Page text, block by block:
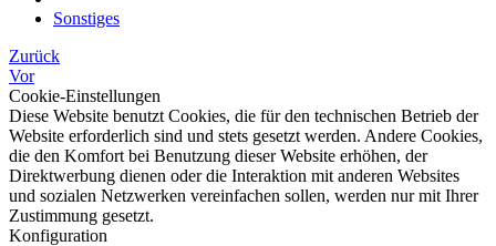
Sonstiges
Zurück
Vor
Cookie-Einstellungen
Diese Website benutzt Cookies, die für den technischen Betrieb der
Website erforderlich sind und stets gesetzt werden. Andere Cookies,
die den Komfort bei Benutzung dieser Website erhöhen, der
Direktwerbung dienen oder die Interaktion mit anderen Websites
und sozialen Netzwerken vereinfachen sollen, werden nur mit Ihrer
Zustimmung gesetzt.
Konfiguration